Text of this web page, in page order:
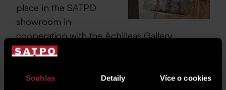
Souhlas Detaily Více o cookies
place in the SATPO
showroom in
cooperation with the Achilleas Gallery.
Art glassmaker
precious metals. His creative art objects are perfect not